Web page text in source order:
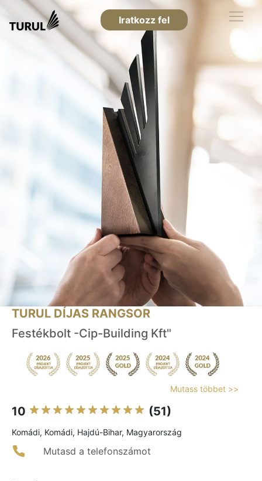
Iratkozz fel
TURUL DÍJAS RANGSOR
Festékbolt -Cip-Building Kft"
Mutass többet >>
10 (51)
Komádi, Komádi, Hajdú-Bihar, Magyarország
Mutasd a telefonszámot